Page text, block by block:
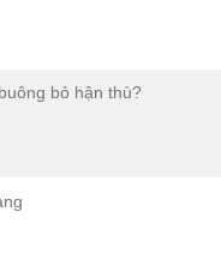
bỏ hận thù?